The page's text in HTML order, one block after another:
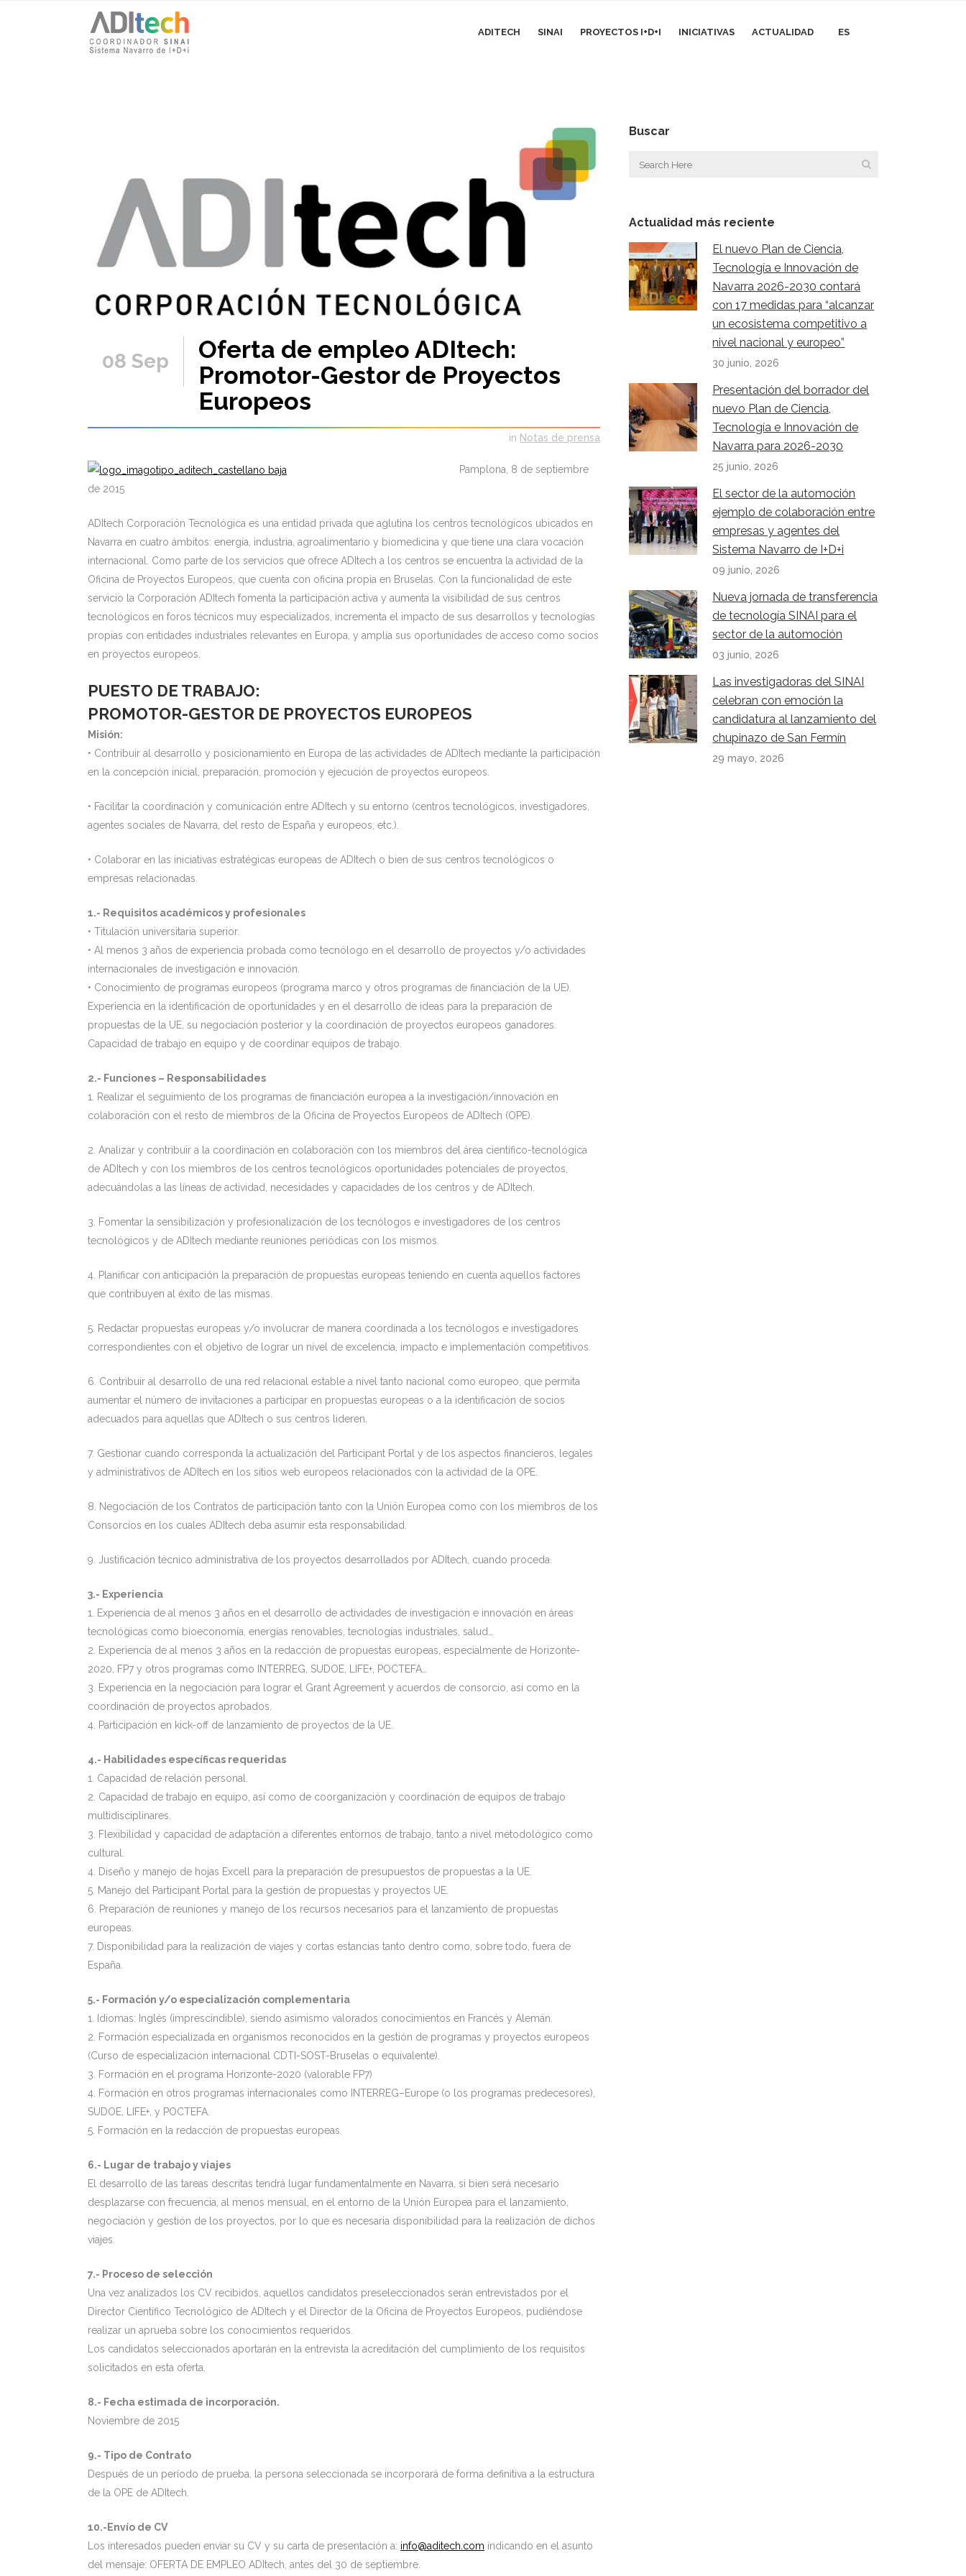
ADITECH SINAI PROYECTOS I+D+I INICIATIVAS ACTUALIDAD ES
08 Sep
Oferta de empleo ADItech:
Promotor-Gestor de Proyectos
Europeos
in Notas de prensa
Pamplona, 8 de septiembre
de 2015
ADItech Corporación Tecnológica es una entidad privada que aglutina los centros tecnológicos ubicados en
Navarra en cuatro ámbitos: energía, industria, agroalimentario y biomedicina y que tiene una clara vocación
internacional. Como parte de los servicios que ofrece ADItech a los centros se encuentra la actividad de la
Oficina de Proyectos Europeos, que cuenta con oficina propia en Bruselas. Con la funcionalidad de este
servicio la Corporación ADItech fomenta la participación activa y aumenta la visibilidad de sus centros
tecnológicos en foros técnicos muy especializados, incrementa el impacto de sus desarrollos y tecnologías
propias con entidades industriales relevantes en Europa, y amplía sus oportunidades de acceso como socios
en proyectos europeos.
PUESTO DE TRABAJO:
PROMOTOR-GESTOR DE PROYECTOS EUROPEOS
Misión:
• Contribuir al desarrollo y posicionamiento en Europa de las actividades de ADItech mediante la participación
en la concepción inicial, preparación, promoción y ejecución de proyectos europeos.
• Facilitar la coordinación y comunicación entre ADItech y su entorno (centros tecnológicos, investigadores,
agentes sociales de Navarra, del resto de España y europeos, etc.).
• Colaborar en las iniciativas estratégicas europeas de ADItech o bien de sus centros tecnológicos o
empresas relacionadas.
1.- Requisitos académicos y profesionales
• Titulación universitaria superior.
• Al menos 3 años de experiencia probada como tecnólogo en el desarrollo de proyectos y/o actividades
internacionales de investigación e innovación.
• Conocimiento de programas europeos (programa marco y otros programas de financiación de la UE).
Experiencia en la identificación de oportunidades y en el desarrollo de ideas para la preparación de
propuestas de la UE, su negociación posterior y la coordinación de proyectos europeos ganadores.
Capacidad de trabajo en equipo y de coordinar equipos de trabajo.
2.- Funciones – Responsabilidades
1. Realizar el seguimiento de los programas de financiación europea a la investigación/innovación en
colaboración con el resto de miembros de la Oficina de Proyectos Europeos de ADItech (OPE).
2. Analizar y contribuir a la coordinación en colaboración con los miembros del área científico-tecnológica
de ADItech y con los miembros de los centros tecnológicos oportunidades potenciales de proyectos,
adecuándolas a las líneas de actividad, necesidades y capacidades de los centros y de ADItech.
3. Fomentar la sensibilización y profesionalización de los tecnólogos e investigadores de los centros
tecnológicos y de ADItech mediante reuniones periódicas con los mismos.
4. Planificar con anticipación la preparación de propuestas europeas teniendo en cuenta aquellos factores
que contribuyen al éxito de las mismas.
5. Redactar propuestas europeas y/o involucrar de manera coordinada a los tecnólogos e investigadores
correspondientes con el objetivo de lograr un nivel de excelencia, impacto e implementación competitivos.
6. Contribuir al desarrollo de una red relacional estable a nivel tanto nacional como europeo, que permita
aumentar el número de invitaciones a participar en propuestas europeas o a la identificación de socios
adecuados para aquellas que ADItech o sus centros lideren.
7. Gestionar cuando corresponda la actualización del Participant Portal y de los aspectos financieros, legales
y administrativos de ADItech en los sitios web europeos relacionados con la actividad de la OPE.
8. Negociación de los Contratos de participación tanto con la Unión Europea como con los miembros de los
Consorcios en los cuales ADItech deba asumir esta responsabilidad.
9. Justificación técnico administrativa de los proyectos desarrollados por ADItech, cuando proceda.
3.- Experiencia
1. Experiencia de al menos 3 años en el desarrollo de actividades de investigación e innovación en áreas
tecnológicas como bioeconomía, energías renovables, tecnologías industriales, salud…
2. Experiencia de al menos 3 años en la redacción de propuestas europeas, especialmente de Horizonte-
2020, FP7 y otros programas como INTERREG, SUDOE, LIFE+, POCTEFA…
3. Experiencia en la negociación para lograr el Grant Agreement y acuerdos de consorcio, así como en la
coordinación de proyectos aprobados.
4. Participación en kick-off de lanzamiento de proyectos de la UE.
4.- Habilidades específicas requeridas
1. Capacidad de relación personal.
2. Capacidad de trabajo en equipo, así como de coorganización y coordinación de equipos de trabajo
multidisciplinares.
3. Flexibilidad y capacidad de adaptación a diferentes entornos de trabajo, tanto a nivel metodológico como
cultural.
4. Diseño y manejo de hojas Excell para la preparación de presupuestos de propuestas a la UE.
5. Manejo del Participant Portal para la gestión de propuestas y proyectos UE.
6. Preparación de reuniones y manejo de los recursos necesarios para el lanzamiento de propuestas
europeas.
7. Disponibilidad para la realización de viajes y cortas estancias tanto dentro como, sobre todo, fuera de
España.
5.- Formación y/o especialización complementaria
1. Idiomas: Inglés (imprescindible), siendo asimismo valorados conocimientos en Francés y Alemán.
2. Formación especializada en organismos reconocidos en la gestión de programas y proyectos europeos
(Curso de especialización internacional CDTI-SOST-Bruselas o equivalente).
3. Formación en el programa Horizonte-2020 (valorable FP7)
4. Formación en otros programas internacionales como INTERREG–Europe (o los programas predecesores),
SUDOE, LIFE+, y POCTEFA.
5. Formación en la redacción de propuestas europeas.
6.- Lugar de trabajo y viajes
El desarrollo de las tareas descritas tendrá lugar fundamentalmente en Navarra, si bien será necesario
desplazarse con frecuencia, al menos mensual, en el entorno de la Unión Europea para el lanzamiento,
negociación y gestión de los proyectos, por lo que es necesaria disponibilidad para la realización de dichos
viajes.
7.- Proceso de selección
Una vez analizados los CV recibidos, aquellos candidatos preseleccionados serán entrevistados por el
Director Científico Tecnológico de ADItech y el Director de la Oficina de Proyectos Europeos, pudiéndose
realizar un aprueba sobre los conocimientos requeridos.
Los candidatos seleccionados aportarán en la entrevista la acreditación del cumplimiento de los requisitos
solicitados en esta oferta.
8.- Fecha estimada de incorporación.
Noviembre de 2015
9.- Tipo de Contrato
Después de un período de prueba, la persona seleccionada se incorporará de forma definitiva a la estructura
de la OPE de ADItech.
10.-Envío de CV
Los interesados pueden enviar su CV y su carta de presentación a: info@aditech.com indicando en el asunto
del mensaje: OFERTA DE EMPLEO ADItech, antes del 30 de septiembre.
Buscar
Actualidad más reciente
El nuevo Plan de Ciencia,
Tecnología e Innovación de
Navarra 2026-2030 contará
con 17 medidas para “alcanzar
un ecosistema competitivo a
nivel nacional y europeo”
30 junio, 2026
Presentación del borrador del
nuevo Plan de Ciencia,
Tecnología e Innovación de
Navarra para 2026-2030
25 junio, 2026
El sector de la automoción
ejemplo de colaboración entre
empresas y agentes del
Sistema Navarro de I+D+i
09 junio, 2026
Nueva jornada de transferencia
de tecnología SINAI para el
sector de la automoción
03 junio, 2026
Las investigadoras del SINAI
celebran con emoción la
candidatura al lanzamiento del
chupinazo de San Fermín
29 mayo, 2026